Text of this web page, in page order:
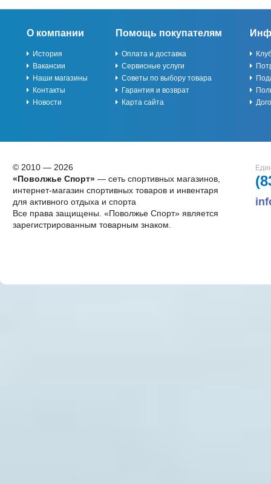
О компании
История
Вакансии
Наши магазины
Контакты
Новости
Помощь покупателям
Оплата и доставка
Сервисные услуги
Советы по выбору товара
Гарантия и возврат
Карта сайта
© 2010 — 2026
«Поволжье Спорт»— сеть спортивных магазинов,
интернет-магазин спортивных товаров и инвентаря
для активного отдыха и спорта
Все права защищены. «Поволжье Спорт» является
зарегистрированным товарным знаком.